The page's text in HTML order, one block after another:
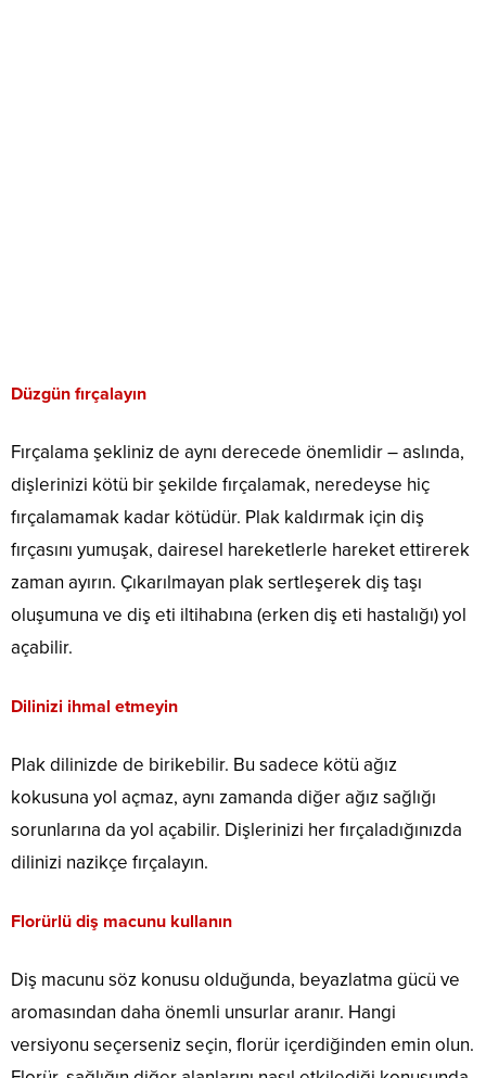
Düzgün fırçalayın
Fırçalama şekliniz de aynı derecede önemlidir – aslında,
dişlerinizi kötü bir şekilde fırçalamak, neredeyse hiç
fırçalamamak kadar kötüdür. Plak kaldırmak için diş
fırçasını yumuşak, dairesel hareketlerle hareket ettirerek
zaman ayırın. Çıkarılmayan plak sertleşerek diş taşı
oluşumuna ve diş eti iltihabına (erken diş eti hastalığı) yol
açabilir.
Dilinizi ihmal etmeyin
Plak dilinizde de birikebilir. Bu sadece kötü ağız
kokusuna yol açmaz, aynı zamanda diğer ağız sağlığı
sorunlarına da yol açabilir. Dişlerinizi her fırçaladığınızda
dilinizi nazikçe fırçalayın.
Florürlü diş macunu kullanın
Diş macunu söz konusu olduğunda, beyazlatma gücü ve
aromasından daha önemli unsurlar aranır. Hangi
versiyonu seçerseniz seçin, florür içerdiğinden emin olun.